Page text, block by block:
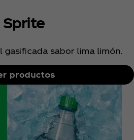
Sprite
gasificada sabor lima limón.
productos